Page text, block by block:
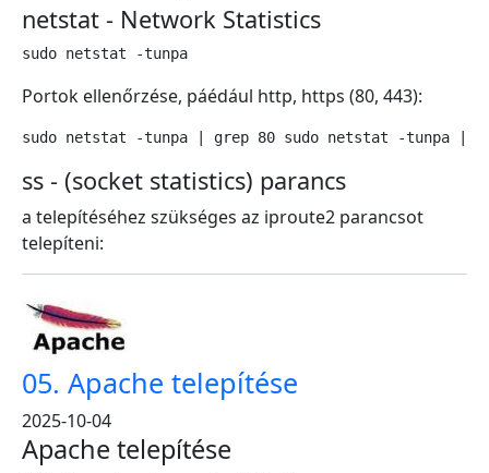
netstat - Network Statistics
sudo netstat -tunpa
Portok ellenőrzése, páédául http, https (80, 443):
sudo netstat -tunpa | grep 80 sudo netstat -tunpa |
ss - (socket statistics) parancs
a telepítéséhez szükséges az iproute2 parancsot
telepíteni:
05. Apache telepítése
2025-10-04
Apache telepítése